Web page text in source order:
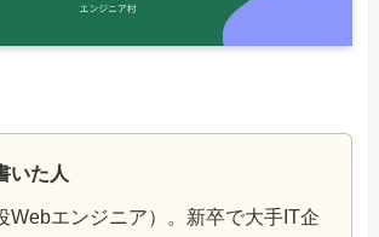
いた人
Webエンジニア）。新卒で大手IT企